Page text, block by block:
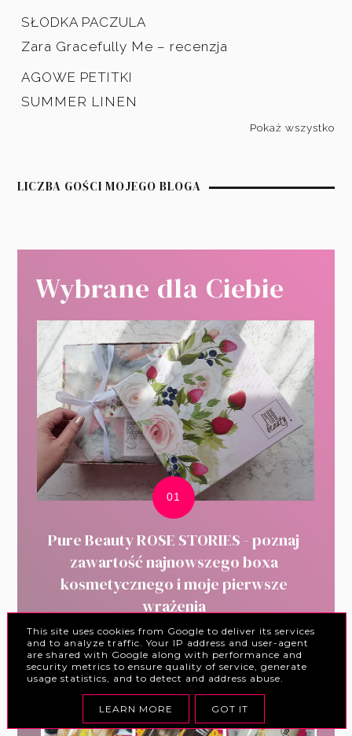
SŁODKA PACZULA
Zara Gracefully Me – recenzja
AGOWE PETITKI
SUMMER LINEN
Pokaż wszystko
LICZBA GOŚCI MOJEGO BLOGA
Wybrane dla Ciebie
Pure Beauty ROSE STORIES - poznaj
zawartość najnowszego boxa
kosmetycznego i moje pierwsze
wrażenia
This site uses cookies from Google to deliver its services
and to analyze traffic. Your IP address and user-agent
are shared with Google along with performance and
security metrics to ensure quality of service, generate
usage statistics, and to detect and address abuse.
LEARN MORE GOT IT